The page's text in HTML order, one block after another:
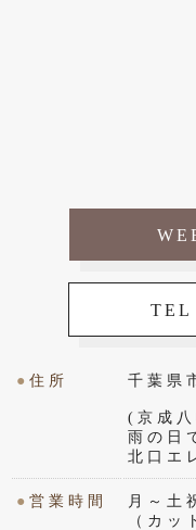
TEL
●住所 千葉県
(京成八
雨の日
北口エ
●営業時間
月～
（カッ